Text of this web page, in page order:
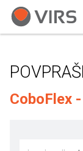
CoboFlex